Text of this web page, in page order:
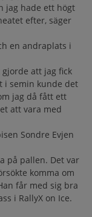
jag hade ett högt
efter, säger
en andraplats i
att jag fick
i semin kunde det
jag då fått ett
att vara med
Sondre Evjen
på pallen. Det var
komma om
får med sig bra
i RallyX on Ice.